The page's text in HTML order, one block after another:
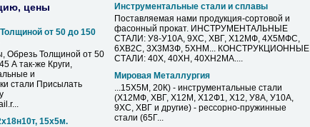
цены
от 50 до 150
Обрезь Толщиной от 50
А так-же Круги,
и
стали Присылать
15х5м.
Инструментальные стали и сплавы
Поставляемая нами продукция-сортовой и
фасонный прокат. ИНСТРУМЕНТАЛЬНЫЕ
СТАЛИ: У8-У10А, 9ХС, ХВГ, Х12МФ, 4Х5МФС,
6ХВ2С, 3Х3М3Ф, 5ХНМ... КОНСТРУКЦИОННЫЕ
СТАЛИ: 40Х, 40ХН, 40ХН2МА....
Мировая Металлургия
...15Х5М, 20К) - инструментальные стали
(Х12МФ, ХВГ, Х12М, Х12Ф1, Х12, У8А, У10А,
9ХС, ХВГ и другие) - рессорно-пружинные
стали (65Г...